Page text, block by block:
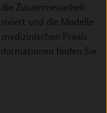
Zusammenarbeit
und die Modelle
Praxis
finden Sie